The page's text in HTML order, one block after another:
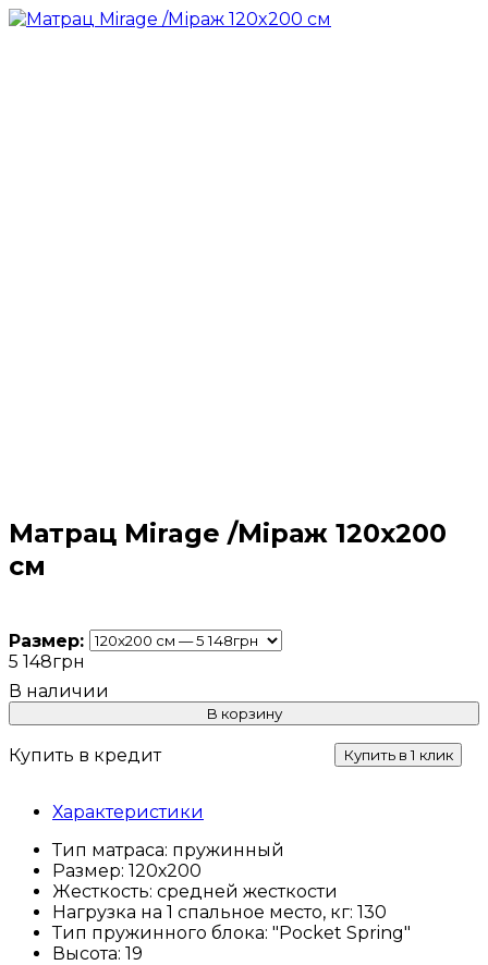
Матрац Mirage /Міраж 120x200
см
Размер:
5 148грн
В корзину
Купить в кредит Купить в 1 клик
Характеристики
Тип матраса: пружинный
Размер: 120х200
Жесткость: средней жесткости
Нагрузка на 1 спальное место, кг: 130
Тип пружинного блока: "Pocket Spring"
Высота: 19